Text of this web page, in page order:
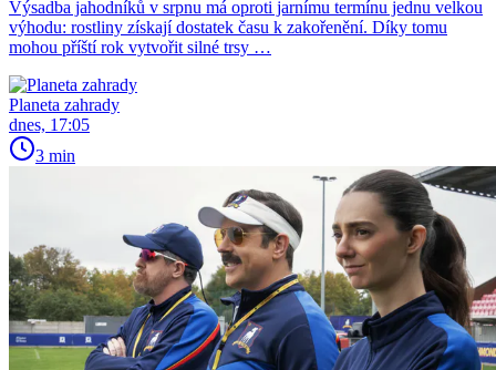
Výsadba jahodníků v srpnu má oproti jarnímu termínu jednu velkou
výhodu: rostliny získají dostatek času k zakořenění. Díky tomu
mohou příští rok vytvořit silné trsy …
Planeta zahrady
dnes, 17:05
3 min